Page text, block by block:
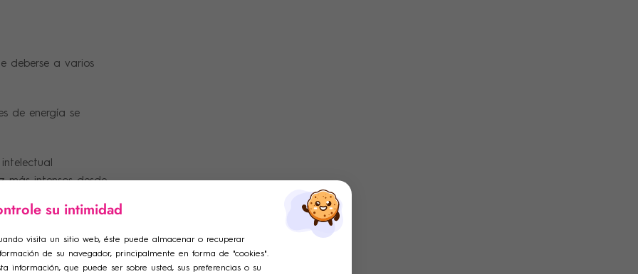
deberse a varios
de energía se
más intensos desde
por la noche)
de micronutrientes
a la lista de deseos
lista de deseos ×
×
iniciar sesión para guardar productos en su lista de deseos.
su intimidad
visita un sitio web, éste puede almacenar o recuperar
de su navegador, principalmente en forma de "cookies".
información, que puede ser sobre usted, sus preferencias o su